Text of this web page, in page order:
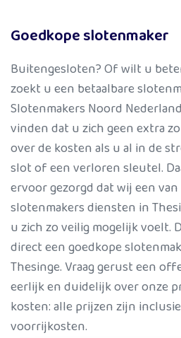
Goedkope slotenmaker
Buitengesloten? Of wilt u
zoekt u een betaalbare
Slotenmakers Noord
vinden dat u zich geen extra
over de kosten als u al in de
slot of een verloren sleutel.
ervoor gezorgd dat wij een
slotenmakers diensten in
u zich zo veilig mogelijk voelt.
direct een goedkope
Thesinge. Vraag gerust een
eerlijk en duidelijk over onze
kosten: alle prijzen zijn
voorrijkosten.